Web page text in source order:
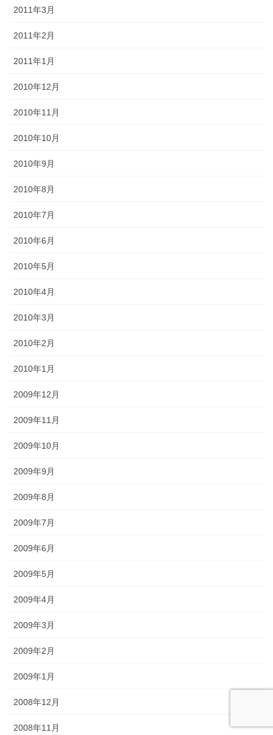
2011年3月
2011年2月
2011年1月
2010年12月
2010年11月
2010年10月
2010年9月
2010年8月
2010年7月
2010年6月
2010年5月
2010年4月
2010年3月
2010年2月
2010年1月
2009年12月
2009年11月
2009年10月
2009年9月
2009年8月
2009年7月
2009年6月
2009年5月
2009年4月
2009年3月
2009年2月
2009年1月
2008年12月
2008年11月